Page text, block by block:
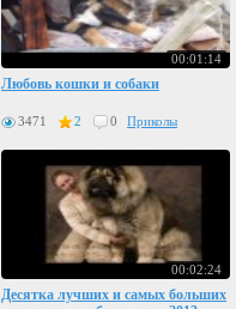
00:01:14
Любовь кошки и собаки
3471 2 0 Приколы
00:02:24
Десятка лучших и самых больших